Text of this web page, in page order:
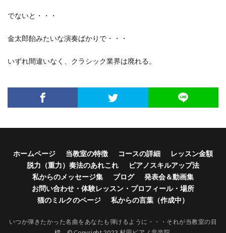
でないと・・・
金太郎飴みたいな演奏ばかりで・・・
いずれ間違いなく、クラシック業界は廃れる。
ホームページ 当教室の特徴 コースの詳細
レッスン金額
脱力（重力）奏法のあれこれ
ピアノスキルアップ法
私からのメッセージ集
ブログ
発表会＆動画集
お問い合わせ・体験レッスン・プロフィール・場所
猫のミルクのページ
私からの言葉（作成中）
いつか弾きたかった名曲をあなたも弾けるように・・・それが当教室の目